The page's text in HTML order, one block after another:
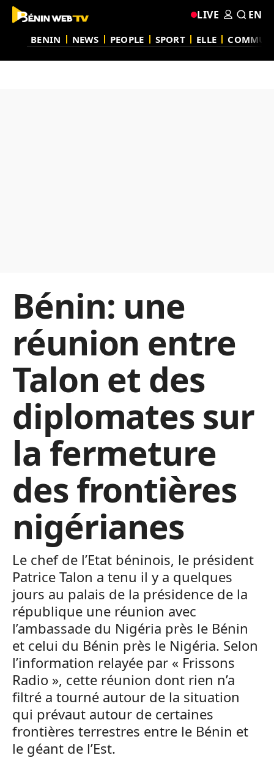
BENIN NEWS PEOPLE SPORT ELLE
LIVE EN
Bénin: une
réunion entre
Talon et des
diplomates sur
la fermeture
des frontières
nigérianes
Le chef de l’Etat béninois, le président
Patrice Talon a tenu il y a quelques
jours au palais de la présidence de la
république une réunion avec
l’ambassade du Nigéria près le Bénin
et celui du Bénin près le Nigéria. Selon
l’information relayée par « Frissons
Radio », cette réunion dont rien n’a
filtré a tourné autour de la situation
qui prévaut autour de certaines
frontières terrestres entre le Bénin et
le géant de l’Est.